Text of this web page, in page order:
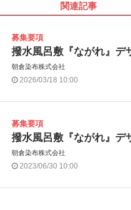
関連記事
募集要項
撥水風呂敷『ながれ』デ
朝倉染布株式会社
2026/03/18 10:00
募集要項
撥水風呂敷『ながれ』デ
朝倉染布株式会社
2023/06/30 10:00